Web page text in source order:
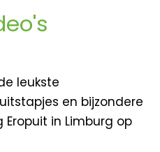
leukste
en bijzondere
Eropuit in Limburg op